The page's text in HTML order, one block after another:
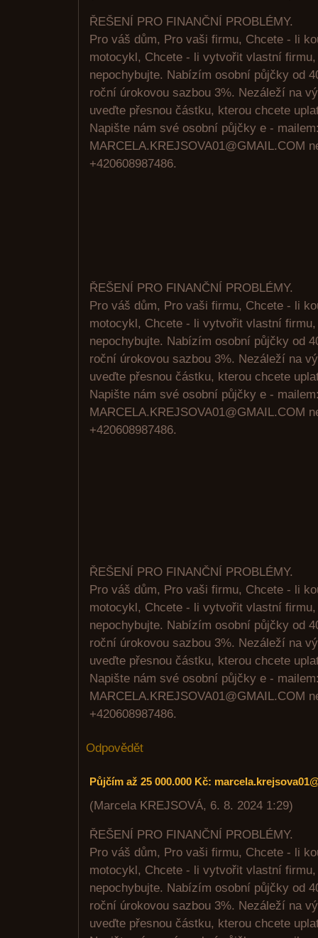
ŘEŠENÍ PRO FINANČNÍ PROBLÉMY.
Pro váš dům, Pro vaši firmu, Chcete - li
motocykl, Chcete - li vytvořit vlastní
nepochybujte. Nabízím osobní půjčky od
roční úrokovou sazbou 3%. Nezáleží na
uveďte přesnou částku, kterou chcete
Napište nám své osobní půjčky e -
MARCELA.KREJSOVA01@GMAIL.COM
+420608987486.
ŘEŠENÍ PRO FINANČNÍ PROBLÉMY.
Pro váš dům, Pro vaši firmu, Chcete - li
motocykl, Chcete - li vytvořit vlastní
nepochybujte. Nabízím osobní půjčky od
roční úrokovou sazbou 3%. Nezáleží na
uveďte přesnou částku, kterou chcete
Napište nám své osobní půjčky e -
MARCELA.KREJSOVA01@GMAIL.COM
+420608987486.
ŘEŠENÍ PRO FINANČNÍ PROBLÉMY.
Pro váš dům, Pro vaši firmu, Chcete - li
motocykl, Chcete - li vytvořit vlastní
nepochybujte. Nabízím osobní půjčky od
roční úrokovou sazbou 3%. Nezáleží na
uveďte přesnou částku, kterou chcete
Napište nám své osobní půjčky e -
MARCELA.KREJSOVA01@GMAIL.COM
+420608987486.
Odpovědět
Půjčím až 25 000.000 Kč:
(Marcela KREJSOVÁ, 6. 8. 2024 1:29)
ŘEŠENÍ PRO FINANČNÍ PROBLÉMY.
Pro váš dům, Pro vaši firmu, Chcete - li
motocykl, Chcete - li vytvořit vlastní
nepochybujte. Nabízím osobní půjčky od
roční úrokovou sazbou 3%. Nezáleží na
uveďte přesnou částku, kterou chcete